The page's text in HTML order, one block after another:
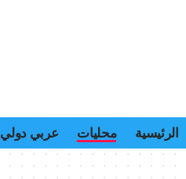
الرئيسية محليات عربي دولي